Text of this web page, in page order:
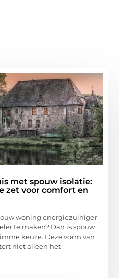
met spouw isolatie:
zet voor comfort en
woning energiezuiniger
te maken? Dan is spouw
keuze. Deze vorm van
niet alleen het